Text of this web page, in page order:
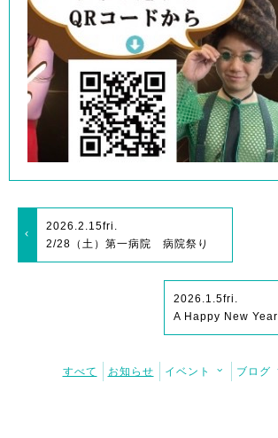
2026.2.15fri.
2/28（土）第一病院 病院祭り
2026.1.5fri.
A Happy New Year
すべて お知らせ イベント ブログ